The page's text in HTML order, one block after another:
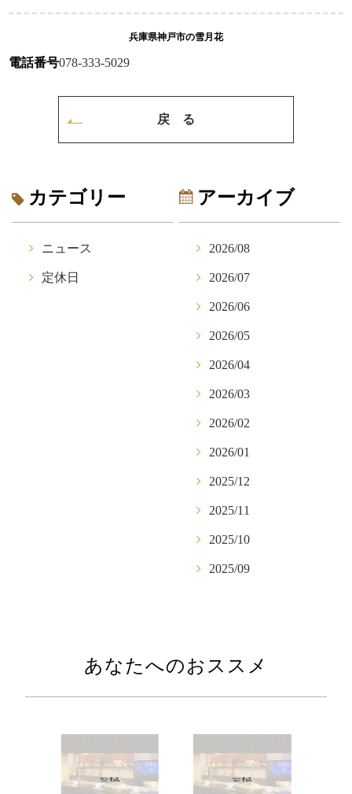
兵庫県神戸市の雪月花
電話番号078-333-5029
戻 る
カテゴリー
ニュース
定休日
アーカイブ
2026/08
2026/07
2026/06
2026/05
2026/04
2026/03
2026/02
2026/01
2025/12
2025/11
2025/10
2025/09
あなたへのおススメ